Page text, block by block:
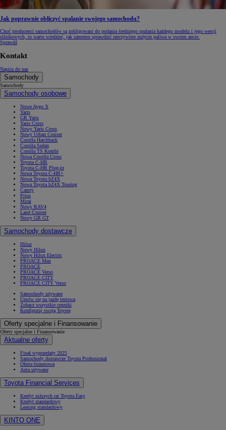
Jak poprawnie obliczyć spalanie swojego samochodu?
Choć producenci samochodów są zobligowani do podania średniego spalania każdego modelu i jego wersji
silnikowych, to warto wiedzieć, jak samemu sprawdzić rzeczywiste zużycie paliwa w swoim aucie.
Sprawdź
Kontakt
Napisz do nas
Samochody
Samochody
Samochody osobowe
Nowe Aygo X
Yaris
GR Yaris
Yaris Cross
Nowy Yaris Cross
Nowy Urban Cruiser
Corolla Hatchback
Corolla Sedan
Corolla TS Kombi
Nowa Corolla Cross
Toyota C-HR
Toyota C-HR Plug-in
Nowa Toyota C-HR+
Nowa Toyota bZ4X
Nowa Toyota bZ4X Touring
Camry
Prius
Mirai
Nowy RAV4
Land Cruiser
Nowy GR GT
Samochody dostawcze
Hilux
Nowy Hilux
Nowy Hilux Electric
PROACE Max
PROACE
PROACE Verso
PROACE CITY
PROACE CITY Verso
Samochody używane
Umów się na jazdę testową
Zobacz wszystkie cenniki
Konfiguruj swoją Toyotę
Oferty specjalne i Finansowanie
Oferty specjalne i Finansowanie
Aktualne oferty
Finał wyprzedaży 2025
Samochody dostawcze Toyota Professional
Oferta biznesowa
Auta używane
Toyota Financial Services
Kredyt niższych rat Toyota Easy
Kredyt standardowy
Leasing standardowy
KINTO ONE